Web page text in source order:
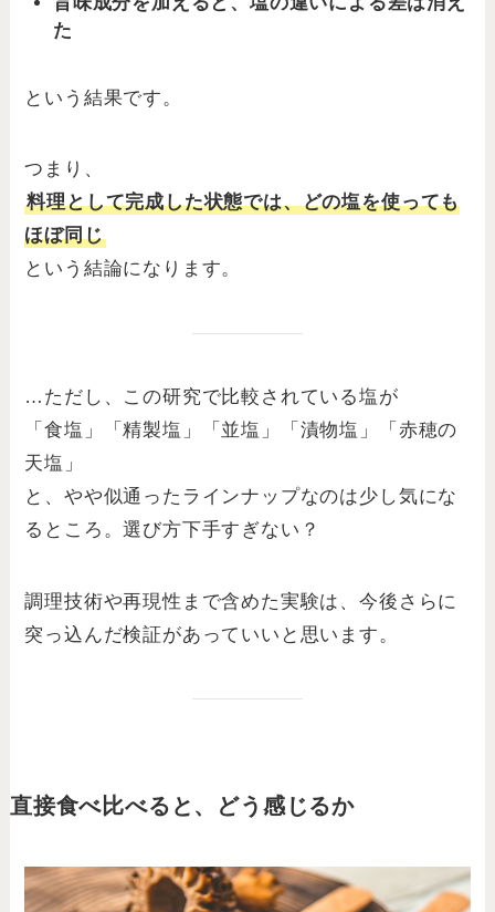
た
という結果です。
つまり、
料理として完成した状態では、どの塩を使っても
ほぼ同じ
という結論になります。
…ただし、この研究で比較されている塩が
「食塩」「精製塩」「並塩」「漬物塩」「赤穂の
天塩」
と、やや似通ったラインナップなのは少し気にな
るところ。選び方下手すぎない？
調理技術や再現性まで含めた実験は、今後さらに
突っ込んだ検証があっていいと思います。
直接食べ比べると、どう感じるか